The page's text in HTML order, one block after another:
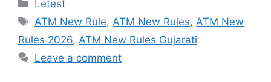
Letest
Tags
ATM New Rule,ATM New Rules,ATM New
Rules 2026, ATM New Rules Gujarati
Leave a comment